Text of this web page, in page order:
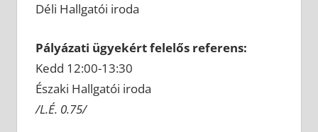
Déli Hallgatói iroda
Pályázati ügyekért felelős referens:
Kedd 12:00-13:30
Északi Hallgatói iroda
/L.É. 0.75/